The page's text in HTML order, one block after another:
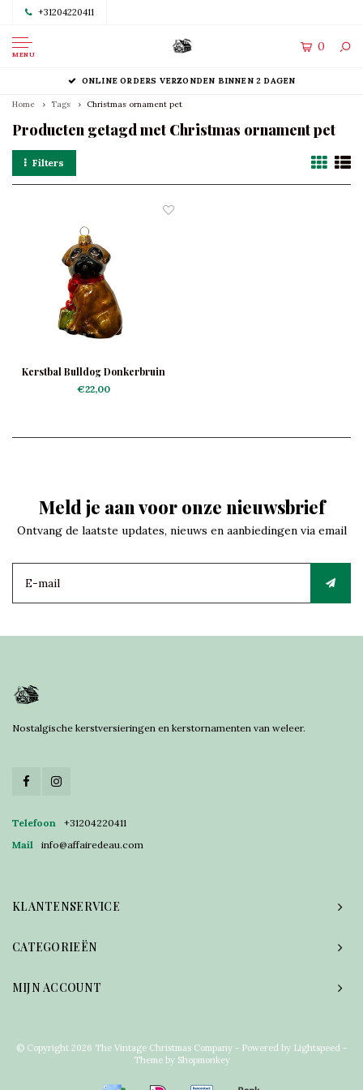
+31204220411
MENU
0
ONLINE ORDERS VERZONDEN BINNEN 2 DAGEN
Home Tags Christmas ornament pet
Producten getagd met Christmas ornament pet
Filters
Kerstbal Bulldog Donkerbruin
€22,00
Meld je aan voor onze nieuwsbrief
Ontvang de laatste updates, nieuws en aanbiedingen via email
Nostalgische kerstversieringen en kerstornamenten van weleer.
Telefoon
+31204220411
Mail
info@affairedeau.com
KLANTENSERVICE
CATEGORIEËN
MIJN ACCOUNT
© Copyright 2026 The Vintage Christmas Company - Powered by Lightspeed -
Theme by Shopmonkey